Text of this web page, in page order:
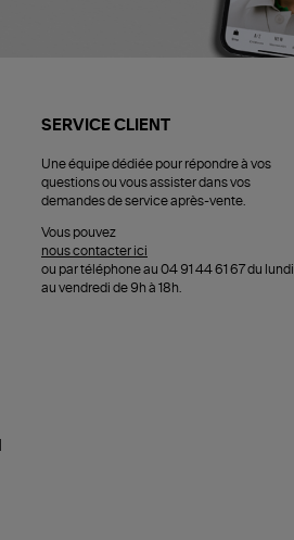
SERVICE CLIENT
Une équipe dédiée pour répondre à vos
questions ou vous assister dans vos
demandes de service après-vente.
Vous pouvez
nous contacter ici
ou par téléphone au 04 91 44 61 67 du lundi
au vendredi de 9h à 18h.